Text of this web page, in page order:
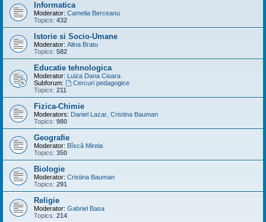
Informatica
Moderator: Camelia Berceanu
Topics: 432
Istorie si Socio-Umane
Moderator: Alina Bratu
Topics: 582
Educatie tehnologica
Moderator: Luiza Dana Cioara
Subforum:
Cercuri pedagogice
Topics: 211
Fizica-Chimie
Moderators: Daniel Lazar Cristina Bauman
Topics: 980
Geografie
Moderator: Bîscă Mirela
Topics: 350
Biologie
Moderator: Cristina Bauman
Topics: 291
Religie
Moderator: Gabriel Basa
Topics: 214